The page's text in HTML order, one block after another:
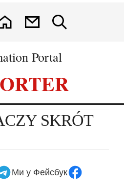
Portal
Ми у Фейсбук